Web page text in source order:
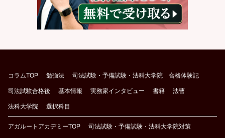
コラムTOP 勉強法 司法試験・予備試験・法科大学院 合格体験記
司法試験合格後 基本情報 実務家インタビュー 書籍 法曹
法科大学院 選択科目
アガルートアカデミーTOP 司法試験・予備試験・法科大学院対策